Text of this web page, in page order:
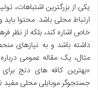
یکی از بزرگترین اشتباهات،
ارتباط محلی باشد. محتوا
خاص اشاره کند، بلکه از نظر
داشته باشد و به نیازهای
مثال، یک مقاله عمومی درباره
«بهترین کافه های دنج
جستجوگر موبایلی محلی